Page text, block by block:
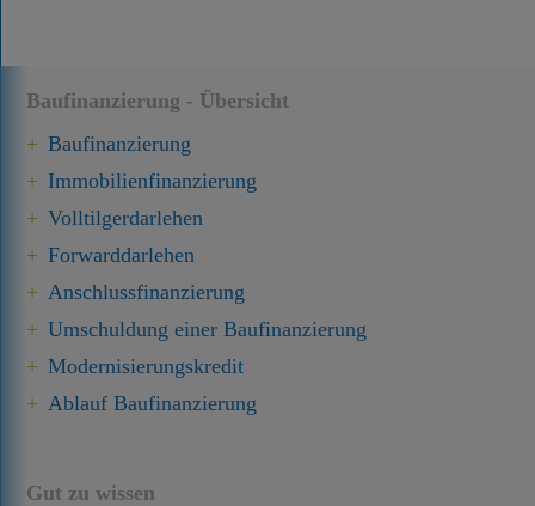
Baufinanzierung - Übersicht
Baufinanzierung
Immobilien­finanzierung
Volltilgerdarlehen
Forward­darlehen
Anschluss­finanzierung
Umschuldung einer Baufinanzierung
Modernisierungskredit
Ablauf Baufinanzierung
Gut zu wissen